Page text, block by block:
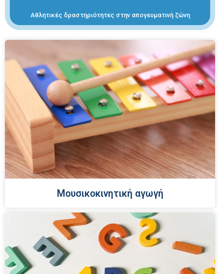
Αθλητικές δραστηριότητες στην απογευματινή ζώνη
Μουσικοκινητική αγωγή